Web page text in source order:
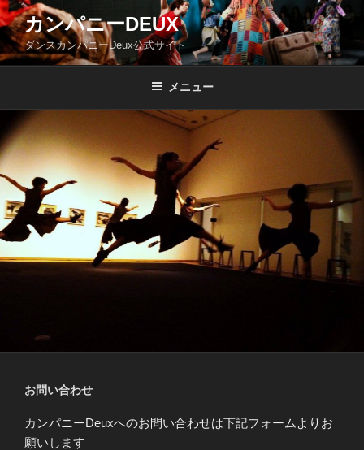
コ
ン
テ
ン
キ
ッ
プ
カンパニーDEUX
ダンスカンパニーDeux公式サイト
メニュー
お問い合わせ
カンパニーDeuxへのお問い合わせは下記フォームよりお
願いします